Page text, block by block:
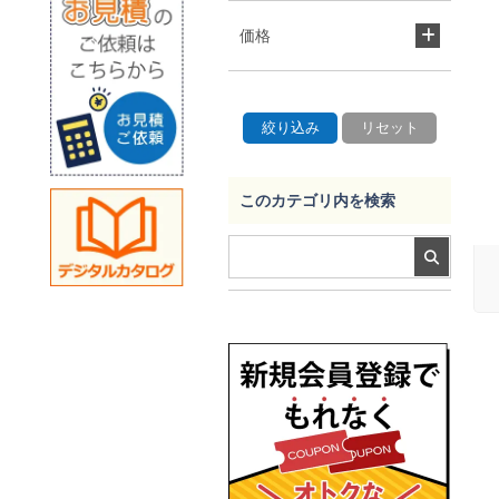
価格
このカテゴリ内を検索